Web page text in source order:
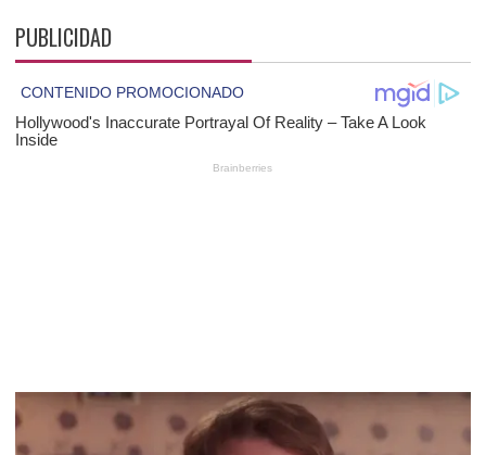
PUBLICIDAD